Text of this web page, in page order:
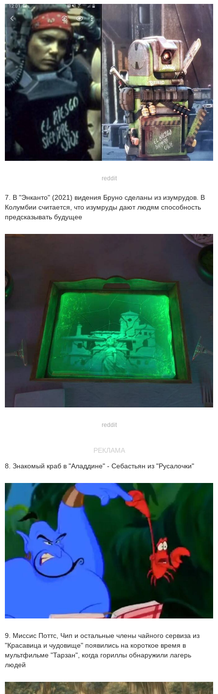
reddit
7. В "Энканто" (2021) видения Бруно сделаны из изумрудов. В
Колумбии считается, что изумруды дают людям способность
предсказывать будущее
reddit
РЕКЛАМА
8. Знакомый краб в "Аладдине" - Себастьян из "Русалочки"
9. Миссис Поттс, Чип и остальные члены чайного сервиза из
"Красавица и чудовище" появились на короткое время в
мультфильме "Тарзан", когда гориллы обнаружили лагерь
людей